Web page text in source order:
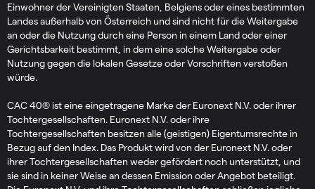
Einwohner der Vereinigten Staaten, Belgiens oder eines bestimmten
Landes außerhalb von Österreich und sind nicht für die Weitergabe
an oder die Nutzung durch eine Person in einem Land oder einer
Gerichtsbarkeit bestimmt, in dem eine solche Weitergabe oder
Nutzung gegen die lokalen Gesetze oder Vorschriften verstoßen
würde.
CAC 40® ist eine eingetragene Marke der Euronext N.V. oder ihrer
Tochtergesellschaften. Euronext N.V. oder ihre
Tochtergesellschaften besitzen alle (geistigen) Eigentumsrechte in
Bezug auf den Index. Das Produkt wird von der Euronext N.V. oder
ihrer Tochtergesellschaften weder gefördert noch unterstützt, und
sie sind in keiner Weise an dessen Emission oder Angebot beteiligt.